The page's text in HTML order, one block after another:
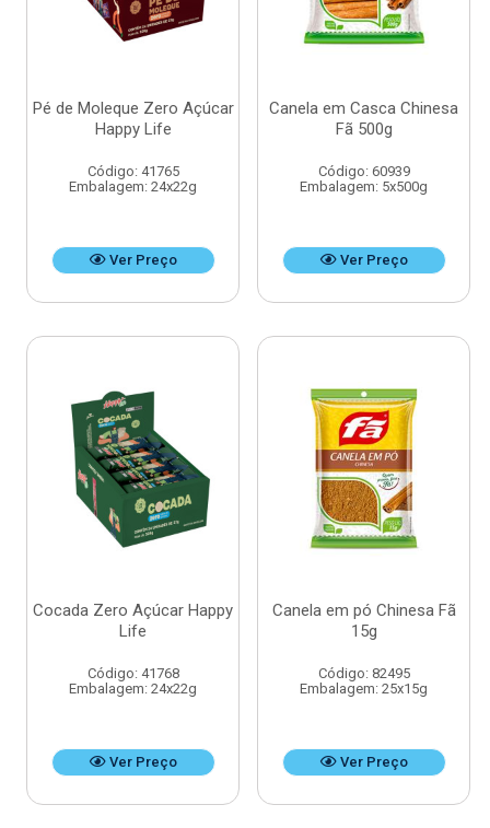
Pé de Moleque Zero Açúcar
Happy Life
Código: 41765
Embalagem: 24x22g
Ver Preço
Canela em Casca Chinesa
Fã 500g
Código: 60939
Embalagem: 5x500g
Ver Preço
Cocada Zero Açúcar Happy
Life
Código: 41768
Embalagem: 24x22g
Ver Preço
Canela em pó Chinesa Fã
15g
Código: 82495
Embalagem: 25x15g
Ver Preço